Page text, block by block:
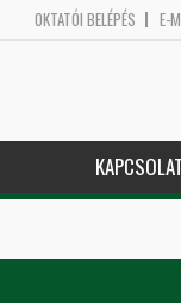
OKTATÓI BELÉPÉS E-